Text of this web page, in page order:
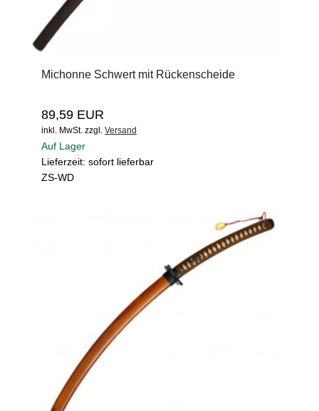
Michonne Schwert mit Rückenscheide
89,59 EUR
inkl. MwSt. zzgl. Versand
Auf Lager
Lieferzeit: sofort lieferbar
ZS-WD